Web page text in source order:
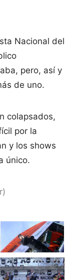
Nacional del
pero, así y
de uno.
colapsados,
por la
y los shows
único.